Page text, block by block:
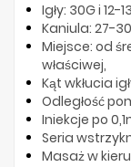
Igły: 30G i 12-
Kaniula: 27-
Miejsce: od
właściwej,
Kąt wkłucia
Odległość
Iniekcje po
Seria
Masaż w